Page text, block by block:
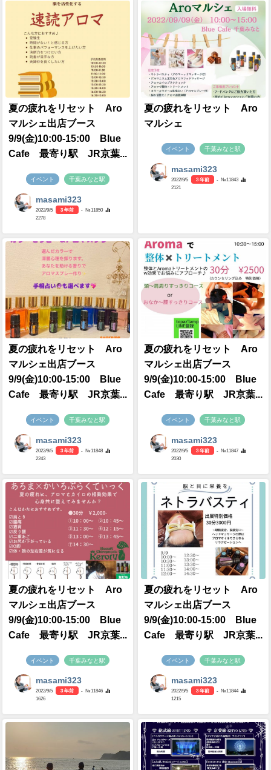
夏の疲れをリセット Aro
マルシェ出店ブース
9/9(金)10:00-15:00 BIue
Cafe 最寄り駅 JR京葉...
イベント 千葉みなと駅
masami323
2022/9/5 3 年前
- №11850
2278
夏の疲れをリセット Aro
マルシェ
イベント 千葉みなと駅
masami323
2022/9/5 3 年前
- №11843
2121
夏の疲れをリセット Aro
マルシェ出店ブース
9/9(金)10:00-15:00 BIue
Cafe 最寄り駅 JR京葉...
イベント 千葉みなと駅
masami323
2022/9/5 3 年前
- №11848
2243
夏の疲れをリセット Aro
マルシェ出店ブース
9/9(金)10:00-15:00 BIue
Cafe 最寄り駅 JR京葉...
イベント 千葉みなと駅
masami323
2022/9/5 3 年前
- №11847
2030
夏の疲れをリセット Aro
マルシェ出店ブース
9/9(金)10:00-15:00 BIue
Cafe 最寄り駅 JR京葉...
イベント 千葉みなと駅
masami323
2022/9/5 3 年前
- №11846
1626
夏の疲れをリセット Aro
マルシェ出店ブース
9/9(金)10:00-15:00 BIue
Cafe 最寄り駅 JR京葉...
イベント 千葉みなと駅
masami323
2022/9/5 3 年前
- №11844
1215